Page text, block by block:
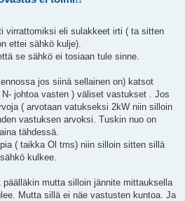
virrattomiksi eli sulakkeet irti ( ta sitten
ettei sähkö kulje).
se sähkö ei tosiaan tule sinne.
jos siinä sellainen on) katsot
johtoa vasten ) väliset vastukset . Jos
( arvotaan vatukseksi 2kW niin silloin
vastuksen arvoksi. Tuskin nuo on
tähdessä.
( taikka Ol tms) niin silloin sitten sillä
kulkee.
mutta silloin jännite mittauksella
Mutta sillä ei näe vastusten kuntoa. Ja